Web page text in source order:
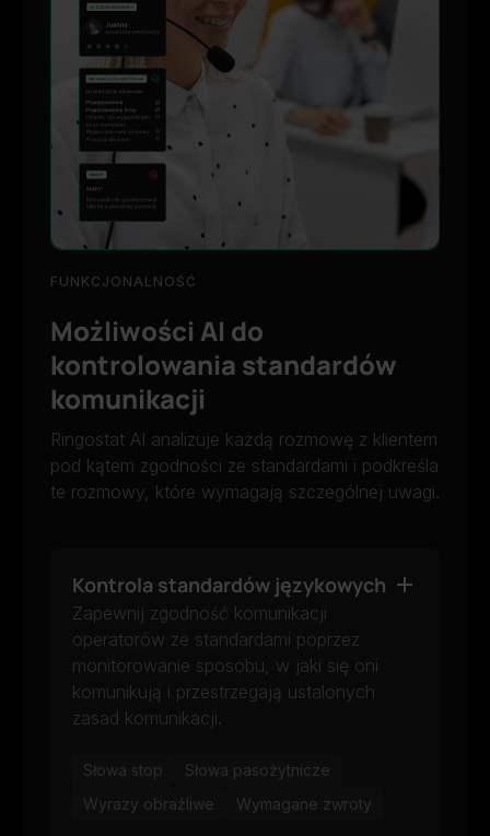
FUNKCJONALNOŚĆ
Możliwości AI do
kontrolowania standardów
komunikacji
Ringostat AI analizuje każdą rozmowę z klientem
pod kątem zgodności ze standardami i podkreśla
te rozmowy, które wymagają szczególnej uwagi.
Kontrola standardów językowych
Zapewnij zgodność komunikacji
operatorów ze standardami poprzez
monitorowanie sposobu, w jaki się oni
komunikują i przestrzegają ustalonych
zasad komunikacji.
Słowa stop
Słowa pasożytnicze
Wyrazy obraźliwe
Wymagane zwroty